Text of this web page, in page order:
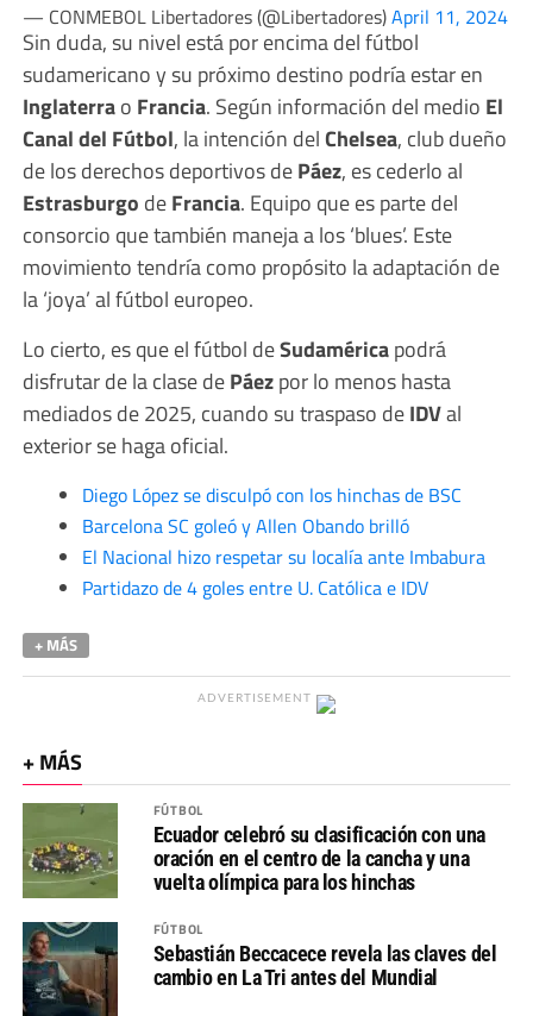
— CONMEBOL Libertadores (@Libertadores)April 11, 2024
Sin duda, su nivel está por encima del fútbol
sudamericano y su próximo destino podría estar en
Inglaterrao Francia. Según información del medio El
Canal del Fútbol, la intención delChelsea, club dueño
de los derechos deportivos dePáez, es cederlo al
Estrasburgo deFrancia. Equipo que es parte del
consorcio que también maneja a los ‘blues’. Este
movimiento tendría como propósito la adaptación de
la ‘joya’ al fútbol europeo.
Lo cierto, es que el fútbol deSudaméricapodrá
disfrutar de la clase dePáezpor lo menos hasta
mediados de 2025, cuando su traspaso deIDVal
exterior se haga oficial.
Diego López se disculpó con los hinchas de BSC
Barcelona SC goleó y Allen Obando brilló
El Nacional hizo respetar su localía ante Imbabura
Partidazo de 4 goles entre U. Católica e IDV
+ MÁS
ADVERTISEMENT
+ MÁS
FÚTBOL
Ecuador celebró su clasificación con una
oración en el centro de la cancha y una
vuelta olímpica para los hinchas
FÚTBOL
Sebastián Beccacece revela las claves del
cambio en La Tri antes del Mundial